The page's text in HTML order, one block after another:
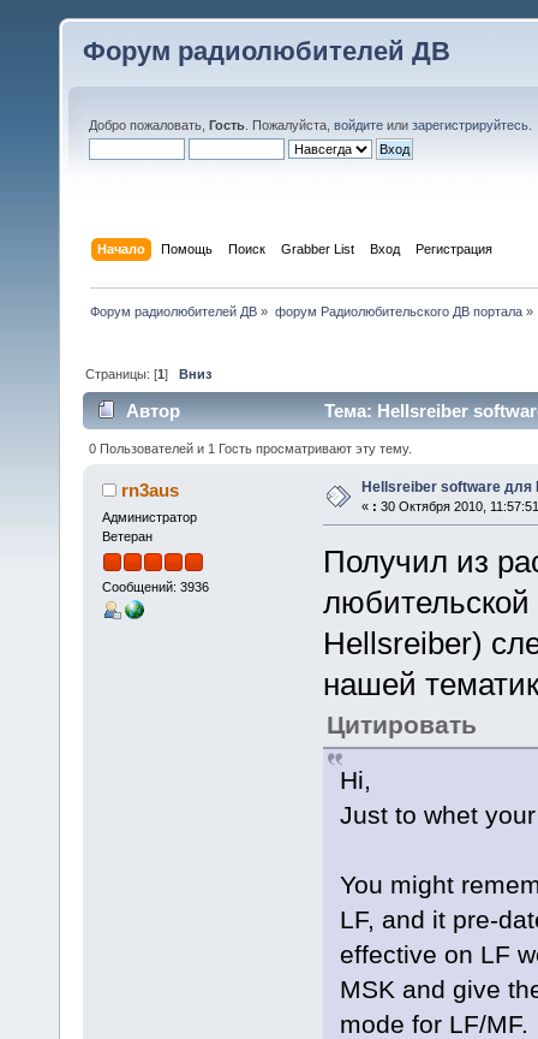
Форум радиолюбителей ДВ
Добро пожаловать, Гость . Пожалуйста, войдите или зарегистрируйтесь
Начало Помощь Поиск Grabber List Вход Регистрация
Форум радиолюбителей ДВ » форум Радиолюбительского ДВ портала»
Страницы: [1]Вниз
Автор Тема: Hellsreiber
0 Пользователей и 1 Гость просматривают эту тему.
rn3aus
Администратор
Ветеран
Сообщений: 3936
Hellsreiber software для
« : 30 Октября 2010,
Получил из
Hellsreiber)
нашей
Цитировать
Hi,
Just to whet
You might
LF, and it pre-
effective on LF
MSK and give
mode for LF/MF.